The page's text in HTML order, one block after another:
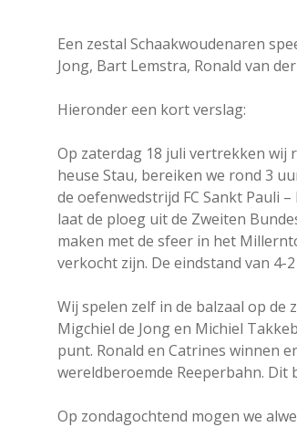
Een zestal Schaakwoudenaren
Jong, Bart Lemstra, Ronald van
Hieronder een kort verslag:
Op zaterdag 18 juli vertrekken wij
heuse Stau, bereiken we rond 3
de oefenwedstrijd FC Sankt Pauli
laat de ploeg uit de Zweiten
maken met de sfeer in het
verkocht zijn. De eindstand van 4-
Wij spelen zelf in de balzaal op
Migchiel de Jong en Michiel
punt. Ronald en Catrines winnen
wereldberoemde Reeperbahn.
Op zondagochtend mogen we